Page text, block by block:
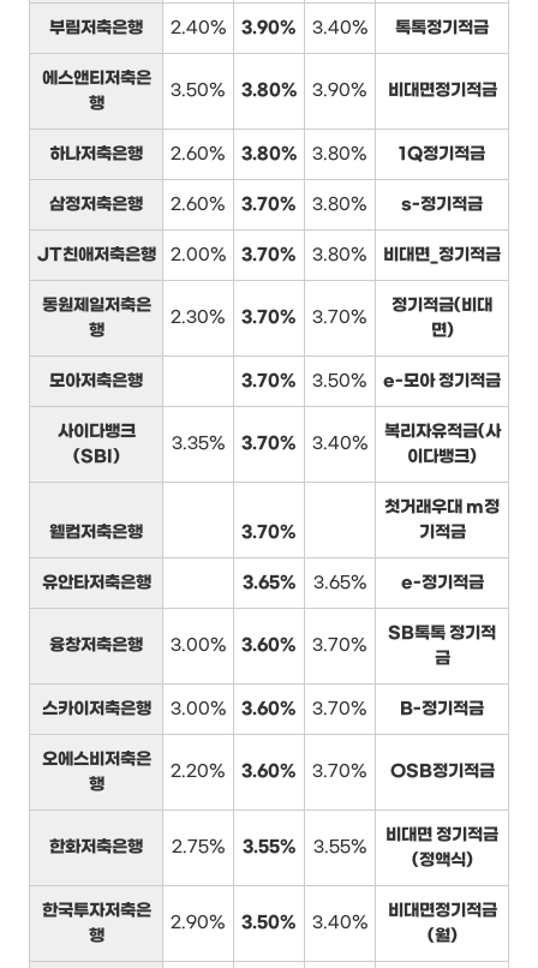
부림저축은행 2.40% 3.90% 3.40% 톡톡정기적금
에스앤티저축은
행
3.50% 3.80% 3.90% 비대면정기적금
하나저축은행 2.60% 3.80% 3.80% 1Q정기적금
삼정저축은행 2.60% 3.70% 3.80% s-정기적금
JT친애저축은행 2.00% 3.70% 3.80% 비대면_정기적금
동원제일저축은
행
2.30% 3.70% 3.70%
정기적금(비대
면)
모아저축은행 3.70% 3.50% e-모아 정기적금
사이다뱅크
(SBI)
3.35% 3.70% 3.40%
복리자유적금(사
이다뱅크)
웰컴저축은행 3.70%
첫거래우대 m정
기적금
유안타저축은행 3.65% 3.65% e-정기적금
융창저축은행 3.00% 3.60% 3.70%
SB톡톡 정기적
금
스카이저축은행 3.00% 3.60% 3.70% B-정기적금
오에스비저축은
행
2.20% 3.60% 3.70% OSB정기적금
한화저축은행 2.75% 3.55% 3.55%
비대면 정기적금
(정액식)
한국투자저축은
행
2.90% 3.50% 3.40%
비대면정기적금
(월)